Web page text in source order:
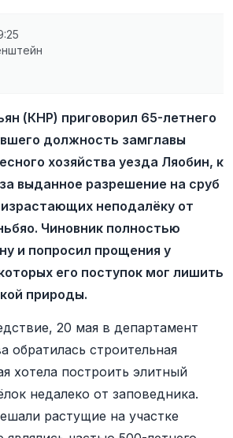
(КНР) приговорил 65-летнего
должность замглавы
хозяйства уезда Ляобин, к
выданное разрешение на сруб
неподалёку от
Чиновник полностью
и попросил прощения у
его поступок мог лишить
природы.
20 мая в департамент
обратилась строительная
хотела построить элитный
недалеко от заповедника.
растущие на участке